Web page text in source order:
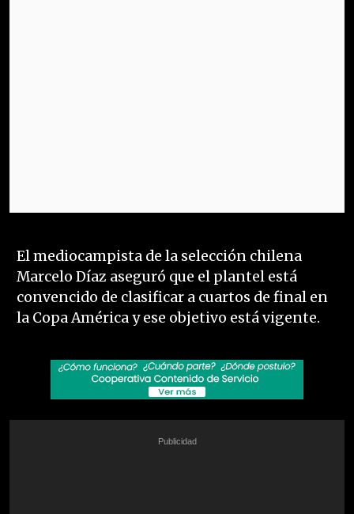
El mediocampista de la selección chilena
Marcelo Díaz aseguró que el plantel está
convencido de clasificar a cuartos de final en
la Copa América y ese objetivo está vigente.